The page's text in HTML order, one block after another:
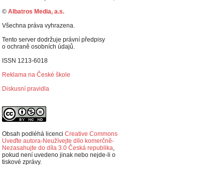
© Albatros Media, a.s.
Všechna práva vyhrazena.
Tento server dodržuje právní předpisy
o ochraně osobních údajů.
ISSN 1213-6018
Reklama na České škole
Diskusní pravidla
Obsah podléhá licenci Creative Commons
Uveďte autora-Neužívejte dílo komerčně-
Nezasahujte do díla 3.0 Česká republika,
pokud není uvedeno jinak nebo nejde-li o
tiskové zprávy.